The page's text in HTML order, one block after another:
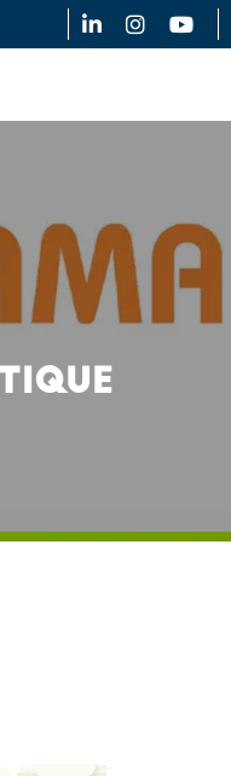
LinkedInInstagramYouTube